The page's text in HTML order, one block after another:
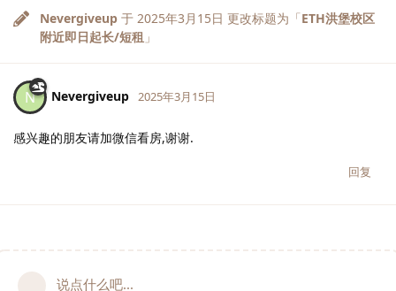
Nevergiveup 于 2025年3月15日 更改标题为「ETH洪堡校区
附近即日起长/短租 」
N Nevergiveup 2025年3月15日
感兴趣的朋友请加微信看房,谢谢.
回复
说点什么吧...